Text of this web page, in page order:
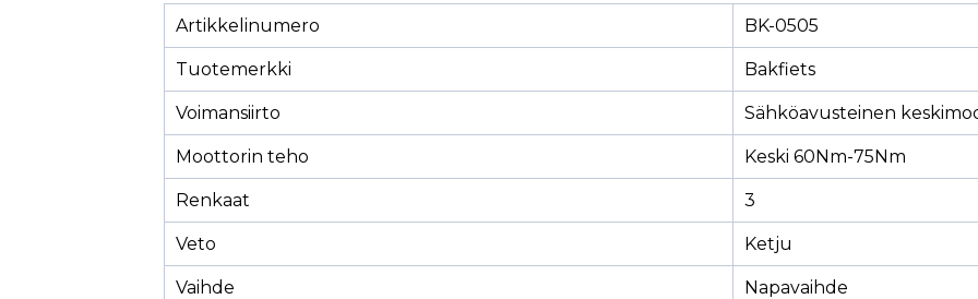
Artikkelinumero BK-0505
Tuotemerkki Bakfiets
Voimansiirto Sähköavusteinen
Moottorin teho Keski 60Nm-75Nm
Renkaat 3
Veto Ketju
Vaihde Napavaihde